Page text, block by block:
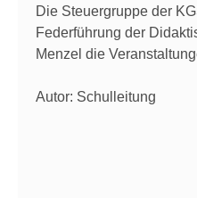
Die Steuergruppe der
Federführung der
Menzel die
Autor: Schulleitung